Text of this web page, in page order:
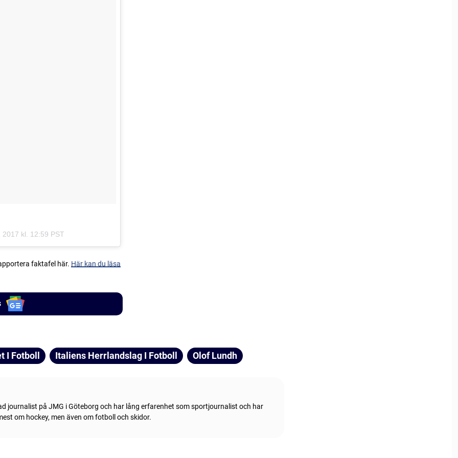
2017 kl. 12:59 PST
faktafel här. Här kan du läsa
I Fotboll Italiens Herrlandslag I Fotboll Olof Lundh
journalist på JMG i Göteborg och har lång erfarenhet som sportjournalist och har
om hockey, men även om fotboll och skidor.